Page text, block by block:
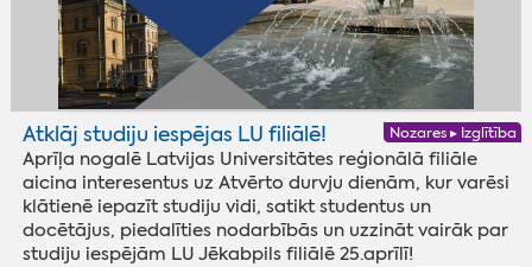
Nozares ▸ Izglītība
Atklāj studiju iespējas LU filiālē!
Aprīļa nogalē Latvijas Universitātes reģionālā filiāle
aicina interesentus uz Atvērto durvju dienām, kur varēsi
klātienē iepazīt studiju vidi, satikt studentus un
docētājus, piedalīties nodarbībās un uzzināt vairāk par
studiju iespējām LU Jēkabpils filiālē 25.aprīlī!